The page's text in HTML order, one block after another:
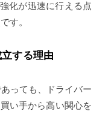
化が迅速に行える点
す。
する理由
っても、ドライバー
い手から高い関心を